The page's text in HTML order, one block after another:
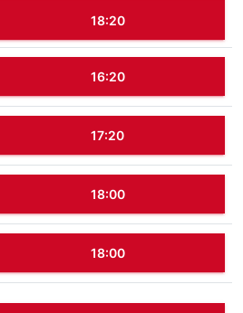
18:20
16:20
17:20
18:00
18:00